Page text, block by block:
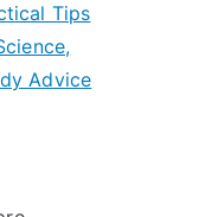
Tips
Advice